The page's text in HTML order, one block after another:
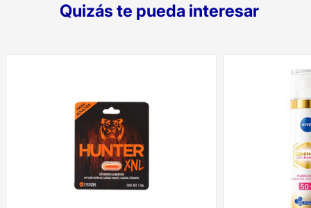
Quizás te pueda interesar